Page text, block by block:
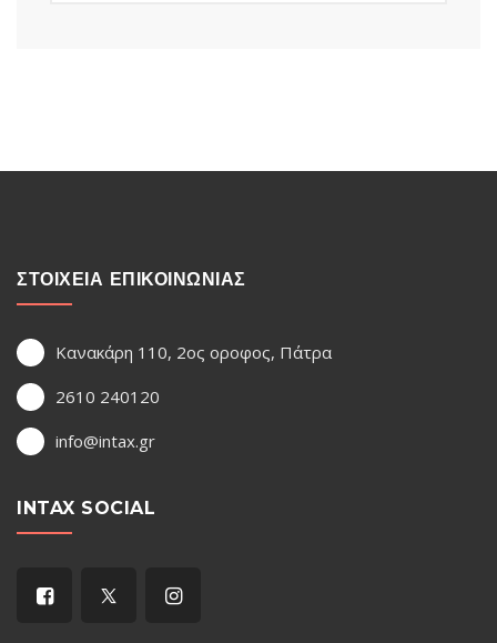
ΣΤΟΙΧΕΙΑ ΕΠΙΚΟΙΝΩΝΙΑΣ
Κανακάρη 110, 2ος οροφος, Πάτρα
2610 240120
info@intax.gr
INTAX SOCIAL